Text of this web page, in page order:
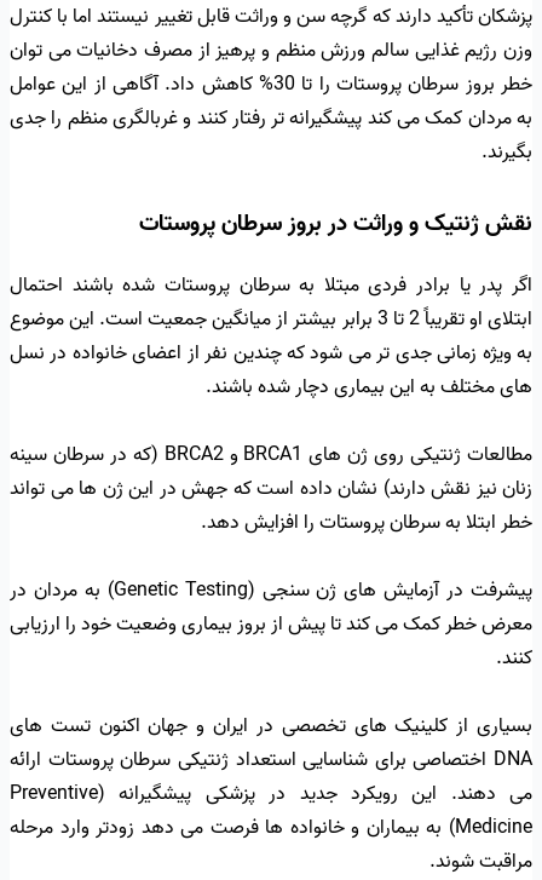
پزشکان تأکید دارند که گرچه سن و وراثت قابل تغییر نیستند اما با کنترل
وزن رژیم غذایی سالم ورزش منظم و پرهیز از مصرف دخانیات می توان
خطر بروز سرطان پروستات را تا 30% کاهش داد. آگاهی از این عوامل
به مردان کمک می کند پیشگیرانه تر رفتار کنند و غربالگری منظم را جدی
بگیرند.
نقش ژنتیک و وراثت در بروز سرطان پروستات
اگر پدر یا برادر فردی مبتلا به سرطان پروستات شده باشند احتمال
ابتلای او تقریباً 2 تا 3 برابر بیشتر از میانگین جمعیت است. این موضوع
به ویژه زمانی جدی تر می شود که چندین نفر از اعضای خانواده در نسل
های مختلف به این بیماری دچار شده باشند.
مطالعات ژنتیکی روی ژن های BRCA1 و BRCA2 (که در سرطان سینه
زنان نیز نقش دارند) نشان داده است که جهش در این ژن ها می تواند
خطر ابتلا به سرطان پروستات را افزایش دهد.
پیشرفت در آزمایش های ژن سنجی (Genetic Testing) به مردان در
معرض خطر کمک می کند تا پیش از بروز بیماری وضعیت خود را ارزیابی
کنند.
بسیاری از کلینیک های تخصصی در ایران و جهان اکنون تست های
DNA اختصاصی برای شناسایی استعداد ژنتیکی سرطان پروستات ارائه
می دهند. این رویکرد جدید در پزشکی پیشگیرانه (Preventive
Medicine) به بیماران و خانواده ها فرصت می دهد زودتر وارد مرحله
مراقبت شوند.